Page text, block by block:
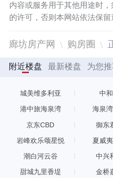
内容或服务用于其他用途时
的许可，否则本网站依法保留
廊坊房产网 购房圈
附近楼盘 最新楼盘 为您
城美维多利亚 中
港中旅海泉湾 海泉
京东CBD 御东
岩峰欢乐颂星悦 夏威
潮白河云谷 中兴
甜城九里香堤 金桥